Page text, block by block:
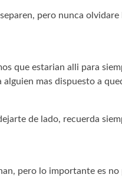
pero nunca
que estarian alli para
mas dispuesto a
de lado, recuerda
pero lo importante es